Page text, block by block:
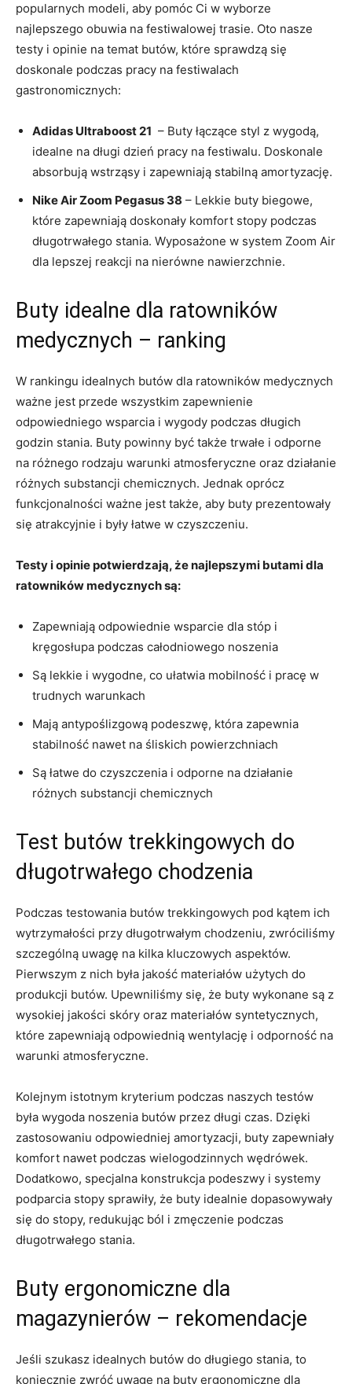
popularnych modeli, aby pomóc Ci w wyborze
najlepszego obuwia na festiwalowej trasie. Oto ‍nasze
testy ​i opinie na temat​ butów, które sprawdzą się
doskonale podczas ​pracy na ⁤festiwalach
gastronomicznych:
Adidas Ultraboost 21 ⁤ – Buty ⁢łączące styl⁣ z wygodą,
idealne na ‌długi ‌dzień pracy na festiwalu. Doskonale
absorbują wstrząsy ‌i zapewniają stabilną amortyzację.
Nike ⁢Air Zoom Pegasus 38 – Lekkie buty biegowe,
które zapewniają doskonały komfort stopy podczas
długotrwałego stania. Wyposażone w system‍ Zoom Air
dla lepszej reakcji na nierówne nawierzchnie.
Buty idealne dla ⁣ratowników
medycznych – ranking
W rankingu ⁣idealnych butów dla ratowników medycznych
ważne jest przede wszystkim zapewnienie
odpowiedniego wsparcia i wygody podczas długich
godzin stania. Buty powinny być także trwałe i odporne
na różnego rodzaju warunki atmosferyczne ⁤oraz działanie
różnych substancji‌ chemicznych. Jednak oprócz
funkcjonalności‍ ważne jest także, aby buty prezentowały
się atrakcyjnie ⁤i były ‍łatwe w czyszczeniu.
Testy i ⁤opinie potwierdzają, ‍że najlepszymi butami dla
ratowników medycznych są:
Zapewniają​ odpowiednie wsparcie dla stóp⁤ i
kręgosłupa podczas całodniowego⁤ noszenia
Są lekkie i wygodne, co ułatwia mobilność i ‌pracę w
trudnych warunkach
Mają antypoślizgową podeszwę, która zapewnia⁢
stabilność nawet na ⁢śliskich‍ powierzchniach
Są łatwe do‌ czyszczenia i odporne ⁢na działanie
różnych substancji chemicznych
Test butów‍ trekkingowych do
długotrwałego chodzenia
Podczas‌ testowania butów⁣ trekkingowych pod kątem ich
wytrzymałości przy długotrwałym chodzeniu, zwróciliśmy⁢
szczególną uwagę na kilka kluczowych ‍aspektów.
Pierwszym z nich była jakość⁣ materiałów ⁣użytych do
produkcji butów. Upewniliśmy się, że buty wykonane są z
wysokiej jakości skóry oraz ​materiałów syntetycznych,
które zapewniają odpowiednią wentylację i ‌odporność na
warunki atmosferyczne.
Kolejnym istotnym kryterium podczas‍ naszych testów
była wygoda noszenia butów przez długi czas. Dzięki
zastosowaniu odpowiedniej amortyzacji, buty zapewniały
komfort nawet podczas wielogodzinnych wędrówek.
Dodatkowo, specjalna konstrukcja ⁢podeszwy i systemy
podparcia stopy sprawiły, że buty idealnie ⁤dopasowywały
‌się do stopy, redukując ból i zmęczenie podczas
długotrwałego stania.
Buty ergonomiczne dla
magazynierów – rekomendacje
Jeśli szukasz idealnych butów do długiego stania, to‌
koniecznie​ zwróć uwagę na buty ergonomiczne dla